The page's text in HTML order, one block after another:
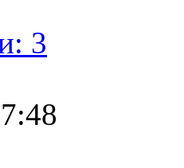
3